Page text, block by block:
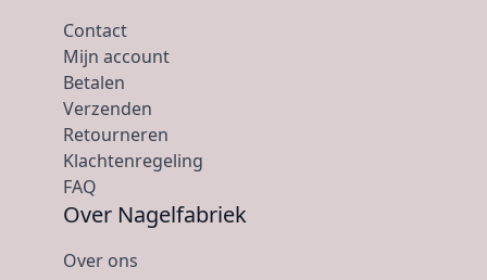
Contact
Mijn account
Betalen
Verzenden
Retourneren
Klachtenregeling
FAQ
Over Nagelfabriek
Over ons